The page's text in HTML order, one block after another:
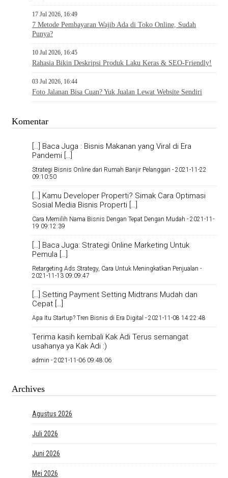
17 Jul 2026, 16:49
7 Metode Pembayaran Wajib Ada di Toko Online, Sudah
Punya?
10 Jul 2026, 16:45
Rahasia Bikin Deskripsi Produk Laku Keras & SEO-Friendly!
03 Jul 2026, 16:44
Foto Jalanan Bisa Cuan? Yuk Jualan Lewat Website Sendiri
Komentar
[…] Baca Juga : Bisnis Makanan yang Viral di Era
Pandemi […]
Strategi Bisnis Online dari Rumah Banjir Pelanggan - 2021-11-22
09:10:50
[…] Kamu Developer Properti? Simak Cara Optimasi
Sosial Media Bisnis Properti […]
Cara Memilih Nama Bisnis Dengan Tepat Dengan Mudah - 2021-11-
19 09:12:39
[…] Baca Juga: Strategi Online Marketing Untuk
Pemula […]
Retargeting Ads Strategy, Cara Untuk Meningkatkan Penjualan -
2021-11-13 09:09:47
[…] Setting Payment Setting Midtrans Mudah dan
Cepat […]
Apa Itu Startup? Tren Bisnis di Era Digital - 2021-11-08 14:22:48
Terima kasih kembali Kak Adi Terus semangat
usahanya ya Kak Adi :)
admin - 2021-11-06 09:48:06
Archives
Agustus 2026
Juli 2026
Juni 2026
Mei 2026